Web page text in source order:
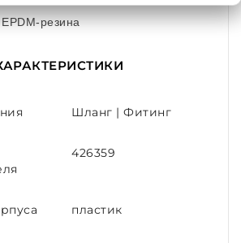
резина
Шланг | Фитинг
426359
пластик